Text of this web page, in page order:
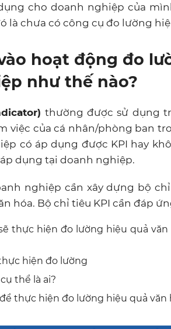
cho doanh nghiệp của
là chưa có công cụ đo lường
hoạt động đo
như thế nào?
thường được sử dụng
việc của cá nhân/phòng ban
có áp dụng được KPI hay
dụng tại doanh nghiệp.
nghiệp cần xây dựng bộ
hóa. Bộ chỉ tiêu KPI cần đáp
thực hiện đo lường hiệu quả văn
hiện đo lường
thể là ai?
thực hiện đo lường hiệu quả văn